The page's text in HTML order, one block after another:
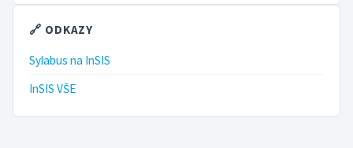
🔗 ODKAZY
Sylabus na InSIS
InSIS VŠE